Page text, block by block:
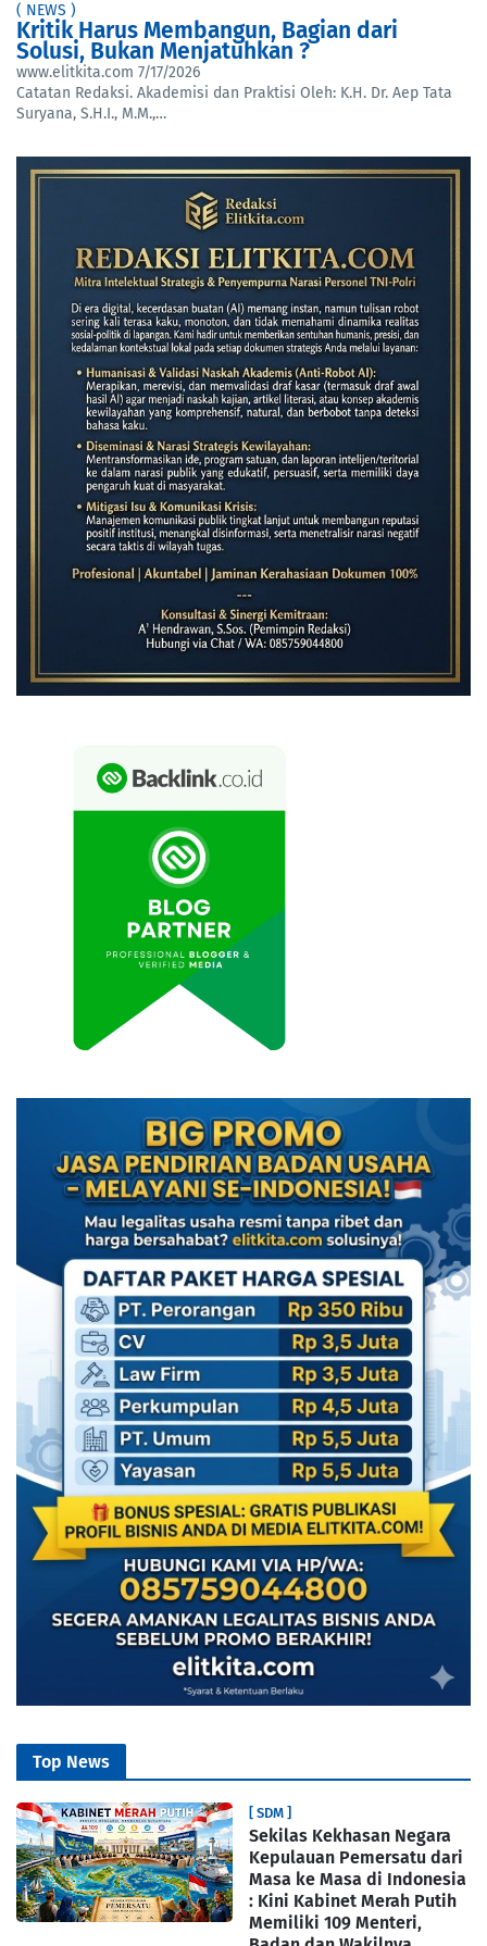
( NEWS )
Kritik Harus Membangun, Bagian dari
Solusi, Bukan Menjatuhkan ?
www.elitkita.com 7/17/2026
Catatan Redaksi. Akademisi dan Praktisi Oleh: K.H. Dr. Aep Tata
Suryana, S.H.I., M.M.,…
Top News
[ SDM ]
Sekilas Kekhasan Negara
Kepulauan Pemersatu dari
Masa ke Masa di Indonesia
: Kini Kabinet Merah Putih
Memiliki 109 Menteri,